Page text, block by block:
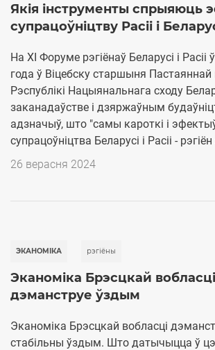
Якія інструменты спрыяюць
супрацоўніцтву Расіі і
На XI Форуме рэгіёнаў Беларусі і Расіі
года ў Віцебску старшыня Пастаяннай
Рэспублікі Нацыянальнага сходу
заканадаўстве і дзяржаўным
адзначыў, што "самы кароткі і
супрацоўніцтва Беларусі і Расіі - рэгіён
26 верасня 2024
ЭКАНОМІКА рэгіёны
Эканоміка Брэсцкай вобласці
дэманструе ўздым
Эканоміка Брэсцкай вобласці
стабільны ўздым. Што датычыцца ў